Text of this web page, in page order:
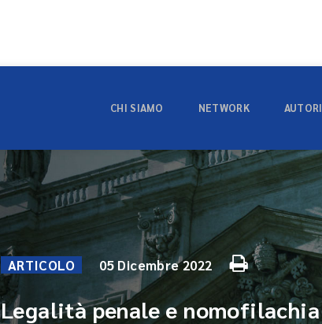
CHI SIAMO NETWORK AUTORI
ARTICOLO 05 Dicembre 2022
Legalità penale e nomofilachia